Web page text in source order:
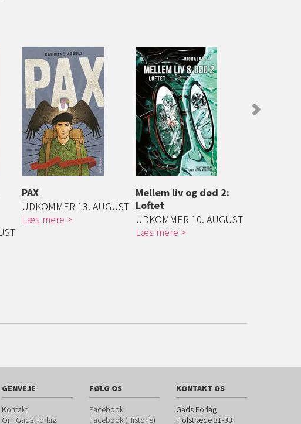
PAX
UDKOMMER 13. AUGUST
Læs mere
Mellem liv og død 2:
Loftet
UDKOMMER 10. AUGUST
Læs mere
GENVEJE
Kontakt
Om Gads Forlag
FØLG OS
Facebook
Facebook (Historie)
KONTAKT OS
Gads Forlag
Fiolstræde 31-33